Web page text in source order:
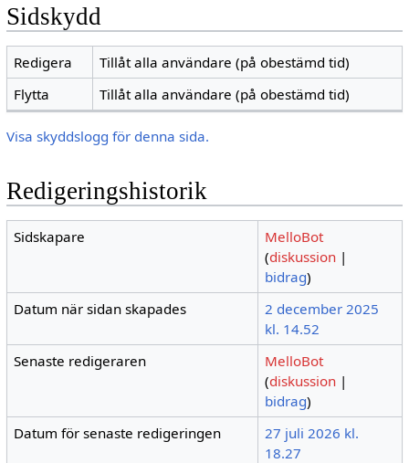
Sidskydd
Redigera
Tillåt alla användare (på obestämd tid)
Flytta
Tillåt alla användare (på obestämd tid)
Visa skyddslogg för denna sida.
Redigeringshistorik
Sidskapare
MelloBot
(diskussion |
bidrag)
Datum när sidan skapades
2 december 2025
kl. 14.52
Senaste redigeraren
MelloBot
(diskussion |
bidrag)
Datum för senaste redigeringen
27 juli 2026 kl.
18.27